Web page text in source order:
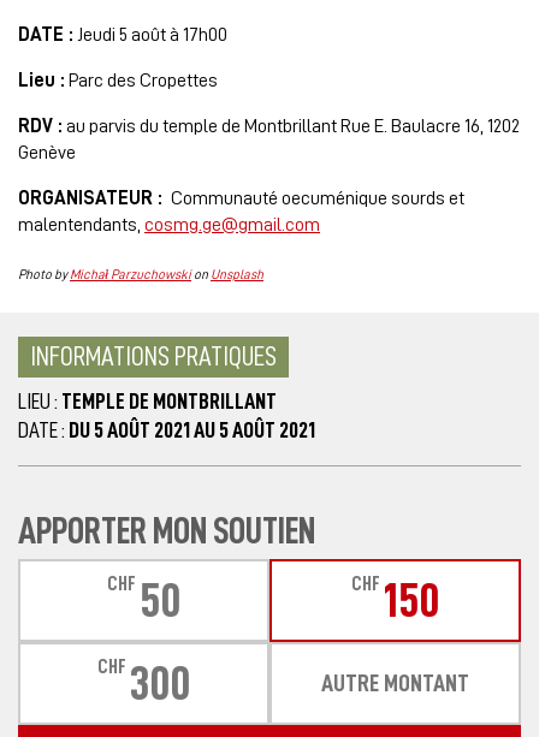
DATE : Jeudi 5 août à 17h00
Lieu : Parc des Cropettes
RDV : au parvis du temple de Montbrillant Rue E. Baulacre 16, 1202
Genève
ORGANISATEUR : Communauté oecuménique sourds et
malentendants, cosmg.ge@gmail.com
Photo byMichał Parzuchowskion Unsplash
INFORMATIONS PRATIQUES
LIEU : TEMPLE DE MONTBRILLANT
DATE : DU 5 AOÛT 2021 AU 5 AOÛT 2021
APPORTER MON SOUTIEN
CHF 50 CHF 150
CHF 300 AUTRE MONTANT